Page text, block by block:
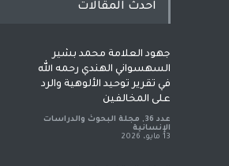
احدث المقالات
جهود العلامة محمد بشير
السهسواني الهندي رحمه الله
في تقرير توحيد الألوهية والرد
على المخالفين
عدد 36 , مجلة البحوث والدراسات
الإنسانية
13 مايو، 2026